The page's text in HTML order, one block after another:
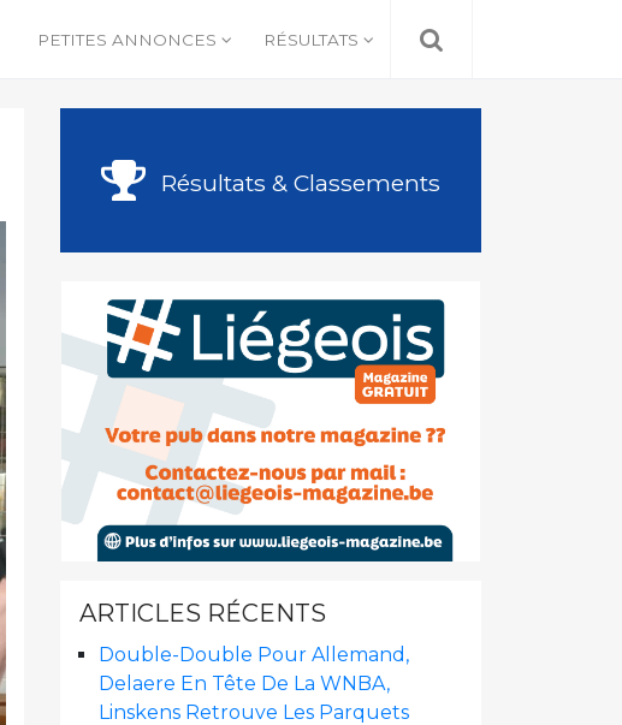
PETITES ANNONCES RÉSULTATS
Résultats & Classements
ARTICLES RÉCENTS
Double-Double Pour Allemand,
Delaere En Tête De La WNBA,
Linskens Retrouve Les Parquets